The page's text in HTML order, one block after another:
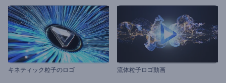
キネティック粒子のロゴ 流体粒子ロゴ動画